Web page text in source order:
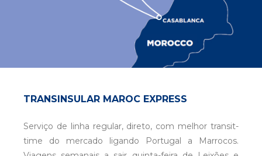
TRANSINSULAR MAROC EXPRESS
Serviço de linha regular, direto, com melhor transit-
time do mercado ligando Portugal a Marrocos.